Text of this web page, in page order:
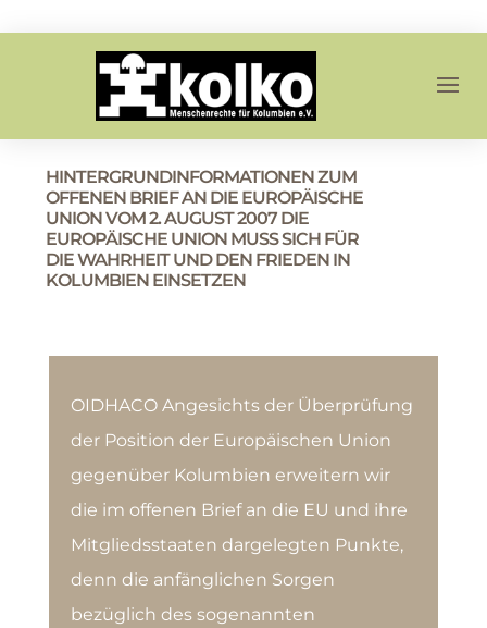
HINTERGRUNDINFORMATIONEN ZUM
OFFENEN BRIEF AN DIE EUROPÄISCHE
UNION VOM 2. AUGUST 2007 DIE
EUROPÄISCHE UNION MUSS SICH FÜR
DIE WAHRHEIT UND DEN FRIEDEN IN
KOLUMBIEN EINSETZEN
OIDHACO Angesichts der Überprüfung
der Position der Europäischen Union
gegenüber Kolumbien erweitern wir
die im offenen Brief an die EU und ihre
Mitgliedsstaaten dargelegten Punkte,
denn die anfänglichen Sorgen
bezüglich des sogenannten